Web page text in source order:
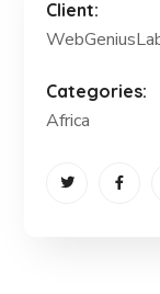
Client:
Categories:
Africa